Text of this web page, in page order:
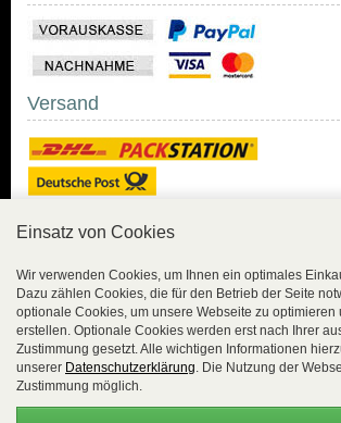
Versand
Sicher Einkaufen mit
Trusted Shops und
Geld-zurück-Garantie.
lückenlos verschlüsselt
Einsatz von Cookies
Wir verwenden Cookies, um Ihnen ein optimales
Dazu zählen Cookies, die für den Betrieb der Seite
optionale Cookies, um unsere Webseite zu optimieren
erstellen. Optionale Cookies werden erst nach Ihrer
Zustimmung gesetzt. Alle wichtigen Informationen
unserer Datenschutzerklärung. Die Nutzung der
Zustimmung möglich.